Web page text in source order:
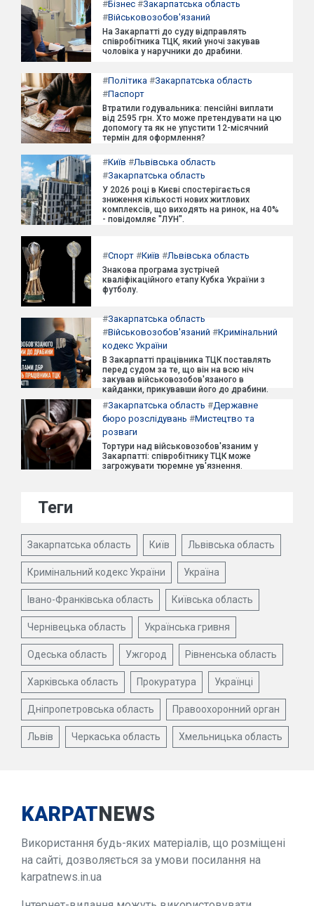
#Бізнес #Закарпатська область
#Військовозобов'язаний
На Закарпатті до суду відправлять
співробітника ТЦК, який уночі закував
чоловіка у наручники до драбини.
#Політика #Закарпатська область
#Паспорт
Втратили годувальника: пенсійні виплати
від 2595 грн. Хто може претендувати на цю
допомогу та як не упустити 12-місячний
термін для оформлення?
#Київ #Львівська область
#Закарпатська область
У 2026 році в Києві спостерігається
зниження кількості нових житлових
комплексів, що виходять на ринок, на 40%
- повідомляє "ЛУН".
#Спорт #Київ #Львівська область
Знакова програма зустрічей
кваліфікаційного етапу Кубка України з
футболу.
#Закарпатська область
#Військовозобов'язаний #Кримінальний
кодекс України
В Закарпатті працівника ТЦК поставлять
перед судом за те, що він на всю ніч
закував військовозобов'язаного в
кайданки, прикувавши його до драбини.
#Закарпатська область #Державне
бюро розслідувань #Мистецтво та
розваги
Тортури над військовозобов'язаним у
Закарпатті: співробітнику ТЦК може
загрожувати тюремне ув'язнення.
Теги
Закарпатська область Київ Львівська область
Кримінальний кодекс України Україна
Івано-Франківська область Київська область
Чернівецька область Українська гривня
Одеська область Ужгород Рівненська область
Харківська область Прокуратура Українці
Дніпропетровська область Правоохоронний орган
Львів Черкаська область Хмельницька область
KARPATNEWS
Використання будь-яких матеріалів, що розміщені
на сайті, дозволяється за умови посилання на
karpatnews.in.ua